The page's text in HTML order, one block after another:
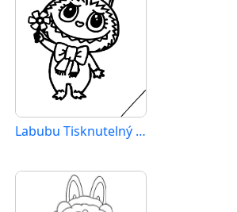
Labubu Tisknutelný Zdarma